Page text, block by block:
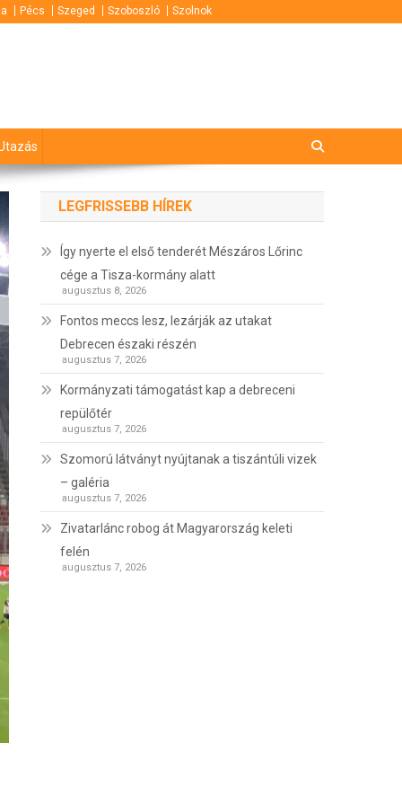
Pécs Szeged Szoboszló Szolnok
LEGFRISSEBB HÍREK
Így nyerte el első tenderét Mészáros Lőrinc
cége a Tisza-kormány alatt
augusztus 8, 2026
Fontos meccs lesz, lezárják az utakat
Debrecen északi részén
augusztus 7, 2026
Kormányzati támogatást kap a debreceni
repülőtér
augusztus 7, 2026
Szomorú látványt nyújtanak a tiszántúli vizek
– galéria
augusztus 7, 2026
Zivatarlánc robog át Magyarország keleti
felén
augusztus 7, 2026